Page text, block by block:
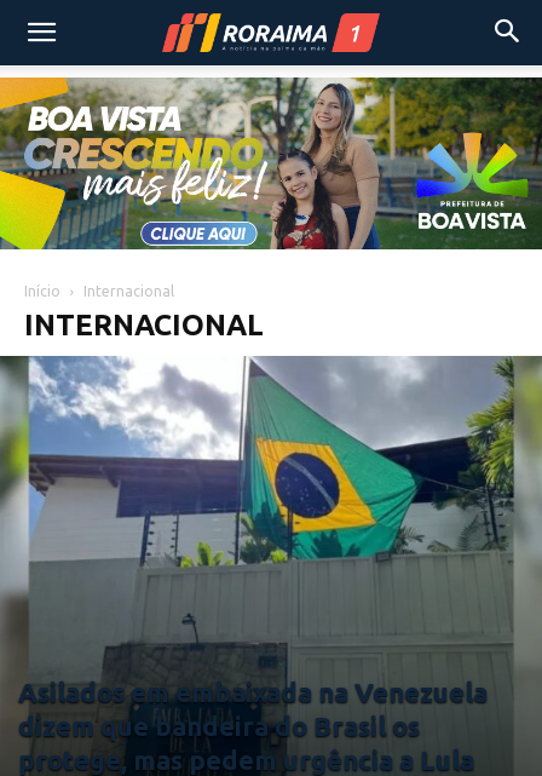
Início Internacional
INTERNACIONAL
Asilados em embaixada na Venezuela
dizem que bandeira do Brasil os
protege, mas pedem urgência a Lula